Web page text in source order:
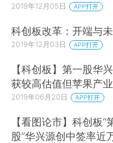
2019年12月05日 APP打开
科创板改革：开端与
2019年12月03日 APP打开
【科创板】第一股华
获较高估值但苹果产
2019年06月20日 APP打开
【看图论市】科创板“
股”华兴源创中签率近